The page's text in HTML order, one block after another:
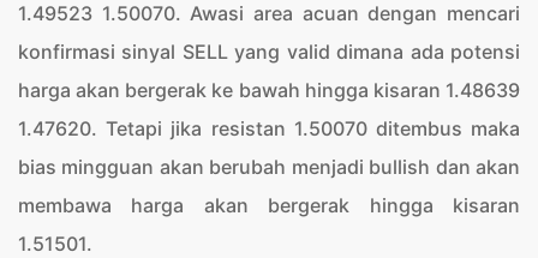
1.49523 1.50070. Awasi area acuan dengan mencari
konfirmasi sinyal SELL yang valid dimana ada potensi
harga akan bergerak ke bawah hingga kisaran 1.48639
1.47620. Tetapi jika resistan 1.50070 ditembus maka
bias mingguan akan berubah menjadi bullish dan akan
membawa harga akan bergerak hingga kisaran
1.51501.